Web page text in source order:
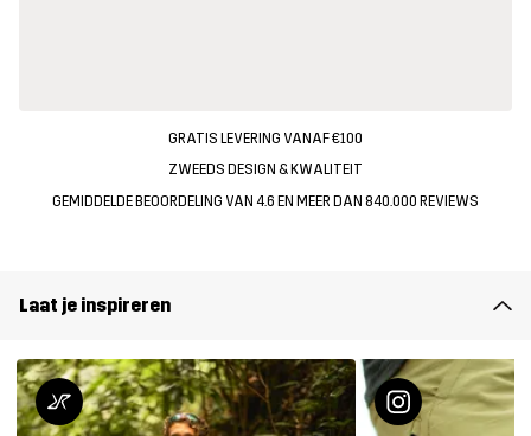
GRATIS LEVERING VANAF €100
ZWEEDS DESIGN & KWALITEIT
GEMIDDELDE BEOORDELING VAN 4.6 EN MEER DAN 840.000 REVIEWS
Laat je inspireren